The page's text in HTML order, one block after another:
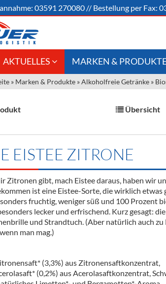
03591 270080 // Bestellung per Fax:
AKTUELLES
Angebote Gastronomie &
Großhandel
Innovation - Die Neue Art des
Termine
MARKEN &
Weine & Schaumwein
Alkoholfreie Getränke
Öle & Küchenartikel
Kaffee
Barzubehör
Verpackung
» Marken & Produkte »Alkoholfreie Getränke »
Übersicht
EISTEE ZITRONE
Zitronen gibt, mach Eistee daraus, haben wir
ist eine Eistee-Sorte, die wirklich etwas
fruchtig, weniger süß und 100 Prozent
lecker und erfrischend. Kurz gesagt:
und Strandtuch. (Aber natürlich auch
man mag.)
(3,3%) aus Zitronensaftkonzentrat,
(0,2%) aus Acerolasaftkonzentrat,